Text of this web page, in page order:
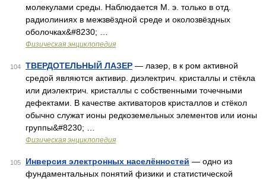
молекулами среды. Наблюдается M. э. только в отд.
радиолиниях в межзвёздной среде и околозвёздных
оболочках&#8230; …
Физическая энциклопедия
104 ТВЕРДОТЕЛЬНЫЙ ЛАЗЕР — лазер, в к ром активной
средой являются активир. диэлектрич. кристаллы и стёкла
или диэлектрич. кристаллы с собственными точечными
дефектами. В качестве активаторов кристаллов и стёкол
обычно служат ионы редкоземельных элементов или ионы
группы&#8230; …
Физическая энциклопедия
105 Инверсия электронных населённостей — одно из
фундаментальных понятий физики и статистической